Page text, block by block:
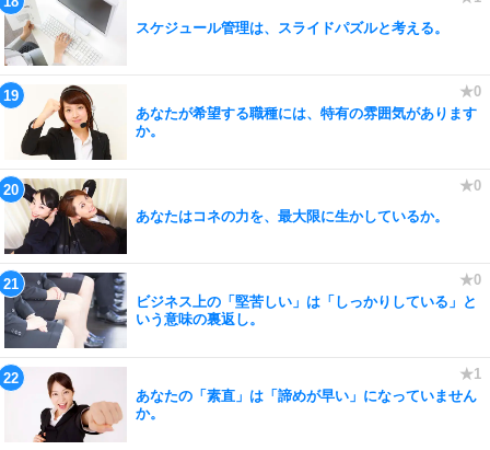
スケジュール管理は、スライドパズルと考える。
あなたが希望する職種には、特有の雰囲気があります
か。
あなたはコネの力を、最大限に生かしているか。
ビジネス上の「堅苦しい」は「しっかりしている」と
いう意味の裏返し。
あなたの「素直」は「諦めが早い」になっていません
か。